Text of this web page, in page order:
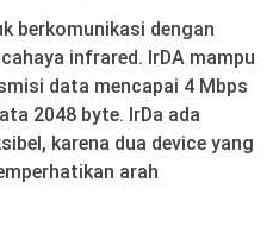
berkomunikasi dengan
infrared. IrDA mampu
data mencapai 4 Mbps
2048 byte. IrDa ada
karena dua device yang
arah